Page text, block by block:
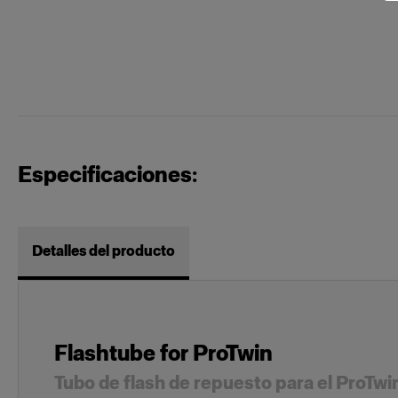
Especificaciones:
Detalles del producto
Flashtube for ProTwin
Tubo de flash de repuesto para el